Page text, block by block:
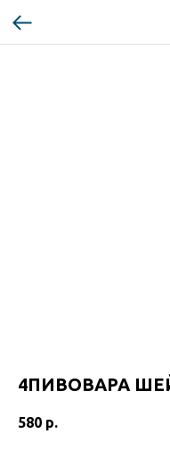
4ПИВОВАРА
580 р.